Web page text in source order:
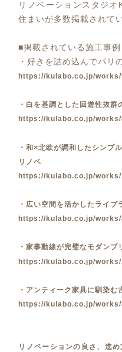
リノベーションスタジ
住まいが多数掲載されて
■掲載されている施工事例
・好きを詰め込んでパリ
https://kulabo.co.jp/works/
・白を基調とした回遊性抜群
https://kulabo.co.jp/works/
・和×北欧が調和したシンプ
リノベ
https://kulabo.co.jp/works/
・広い空間を活かしたライ
https://kulabo.co.jp/works/
・家事動線が完璧なモダン
https://kulabo.co.jp/works/
・アンティーク家具に馴染
https://kulabo.co.jp/works/
リノベーションの良さ、進